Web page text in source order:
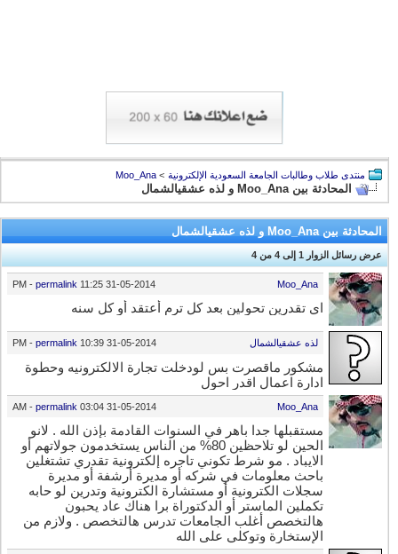
منتدى طلاب وطالبات الجامعة السعودية الإلكترونية >
Moo_Ana
المحادثة بين Moo_Ana و لذه عشقيالشمال
المحادثة بين Moo_Ana و لذه عشقيالشمال
عرض رسائل الزوار 1 إلى 4من4
31-05-2014
11:25 PM
-permalink Moo_Ana
اي تقدرين تحولين بعد كل ترم أعتقد أو كل سنه
31-05-2014
10:39 PM
-permalink لذه عشقيالشمال
مشكور ماقصرت بس لودخلت تجارة الالكترونيه وحطوة
ادارة اعمال اقدر احول
31-05-2014
03:04 AM
-permalink Moo_Ana
مستقبلها جدا باهر في السنوات القادمة بإذن الله . لانو
الحين لو تلاحظين 80% من الناس يستخدمون جولاتهم أو
الايباد . مو شرط تكوني تاجره إلكترونية تقدري تشتغلين
باحث معلومات في شركه أو مديرة أرشفة أو مديرة
سجلات الكترونية أو مستشارة الكترونية وتدرين لو حابه
تكملين الماستر أو الدكتوراة برا هناك عاد يحبون
هالتخصص أغلب الجامعات تدرس هالتخصص . ولازم من
الإستخارة وتوكلي على الله